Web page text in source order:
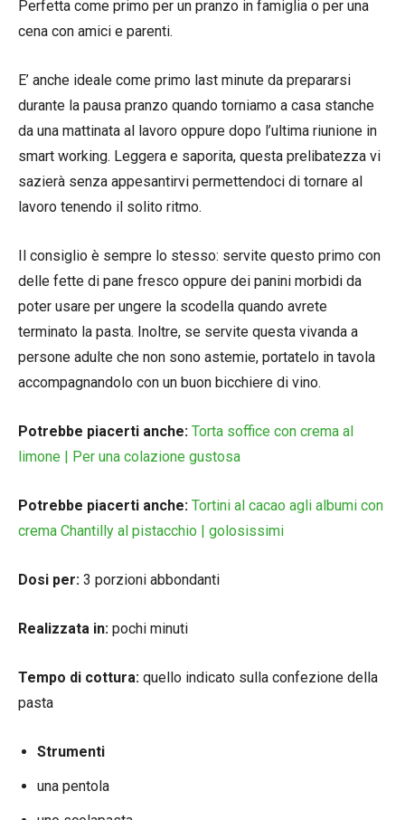
Perfetta come primo per un pranzo in famiglia o per una
cena con amici e parenti.
E’ anche ideale come primo last minute da prepararsi
durante la pausa pranzo quando torniamo a casa stanche
da una mattinata al lavoro oppure dopo l’ultima riunione in
smart working. Leggera e saporita, questa prelibatezza vi
sazierà senza appesantirvi permettendoci di tornare al
lavoro tenendo il solito ritmo.
Il consiglio è sempre lo stesso: servite questo primo con
delle fette di pane fresco oppure dei panini morbidi da
poter usare per ungere la scodella quando avrete
terminato la pasta. Inoltre, se servite questa vivanda a
persone adulte che non sono astemie, portatelo in tavola
accompagnandolo con un buon bicchiere di vino.
Potrebbe piacerti anche: Torta soffice con crema al
limone | Per una colazione gustosa
Potrebbe piacerti anche: Tortini al cacao agli albumi con
crema Chantilly al pistacchio | golosissimi
Dosi per: 3 porzioni abbondanti
Realizzata in: pochi minuti
Tempo di cottura: quello indicato sulla confezione della
pasta
Strumenti
una pentola